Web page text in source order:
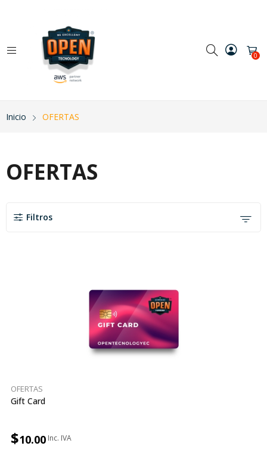
0
Inicio OFERTAS
OFERTAS
Filtros
OFERTAS
Gift Card
$10.00